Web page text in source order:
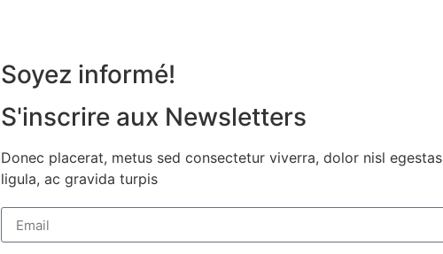
Soyez informé!​
S'inscrire aux Newsletters
Donec placerat, metus sed consectetur viverra, dolor nisl egestas
ligula, ac gravida turpis